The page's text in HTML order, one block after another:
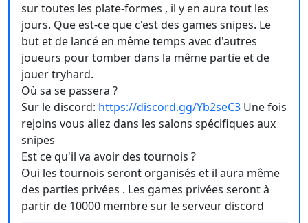
sur toutes les plate-formes , il y en aura tout les
jours. Que est-ce que c'est des games snipes. Le
but et de lancé en même temps avec d'autres
joueurs pour tomber dans la même partie et de
jouer tryhard.
Où sa se passera ?
Sur le discord: https://discord.gg/Yb2seC3 Une fois
rejoins vous allez dans les salons spécifiques aux
snipes
Est ce qu'il va avoir des tournois ?
Oui les tournois seront organisés et il aura même
des parties privées . Les games privées seront à
partir de 10000 membre sur le serveur discord